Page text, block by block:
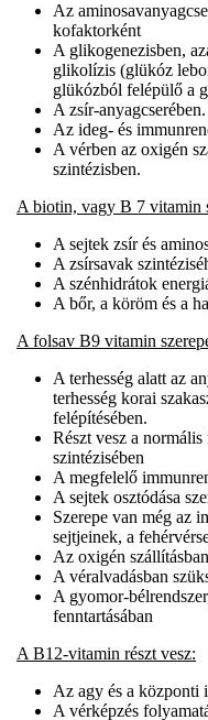
Az
kofaktorként
A glikogenezisben,
glikolízis (glükóz
glükózból felépülő a
A zsír-anyagcserében.
Az ideg- és
A vérben az oxigén
szintézisben.
A biotin, vagy B 7 vitamin
A sejtek zsír és
A zsírsavak
A szénhidrátok
A bőr, a köröm és a
A folsav B9 vitamin
A terhesség alatt az
terhesség korai
felépítésében.
Részt vesz a
szintézisében
A megfelelő
A sejtek osztódása
Szerepe van még az
sejtjeinek, a
Az oxigén
A véralvadásban
A gyomor-
fenntartásában
A B12-vitamin részt vesz:
Az agy és a központi
A vérképzés